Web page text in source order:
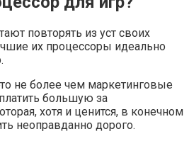
повторять из уст своих
их процессоры идеально
не более чем маркетинговые
большую за
хотя и ценится, в конечном
неоправданно дорого.